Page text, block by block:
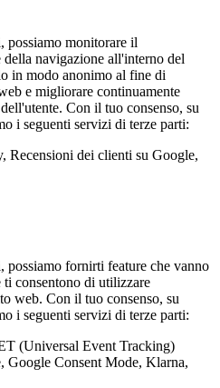
possiamo monitorare il
navigazione all'interno del
in modo anonimo al fine di
e migliorare continuamente
Con il tuo consenso, su
i seguenti servizi di terze parti:
Recensioni dei clienti su Google,
possiamo fornirti feature che vanno
consentono di utilizzare
web. Con il tuo consenso, su
i seguenti servizi di terze parti:
(Universal Event Tracking)
Google Consent Mode, Klarna,